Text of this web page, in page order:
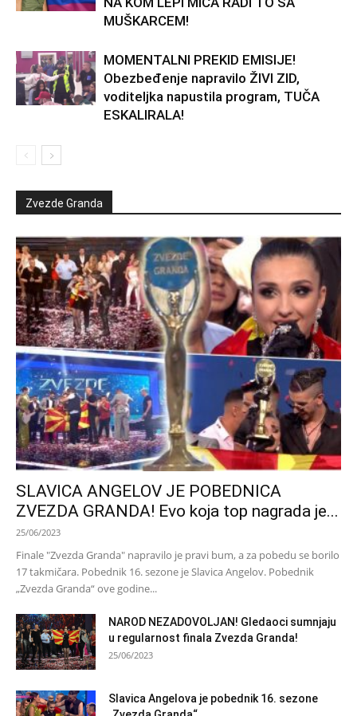
MUŠKARCEM!
MOMENTALNI PREKID EMISIJE!
Obezbeđenje napravilo ŽIVI ZID,
voditeljka napustila program, TUČA
ESKALIRALA!
Zvezde Granda
SLAVICA ANGELOV JE POBEDNICA
ZVEZDA GRANDA! Evo koja top nagrada je...
25/06/2023
Finale "Zvezda Granda" napravilo je pravi bum, a za pobedu se borilo
17 takmičara. Pobednik 16. sezone je Slavica Angelov. Pobednik
„Zvezda Granda“ ove godine...
NAROD NEZADOVOLJAN! Gledaoci sumnjaju
u regularnost finala Zvezda Granda!
25/06/2023
Slavica Angelova je pobednik 16. sezone